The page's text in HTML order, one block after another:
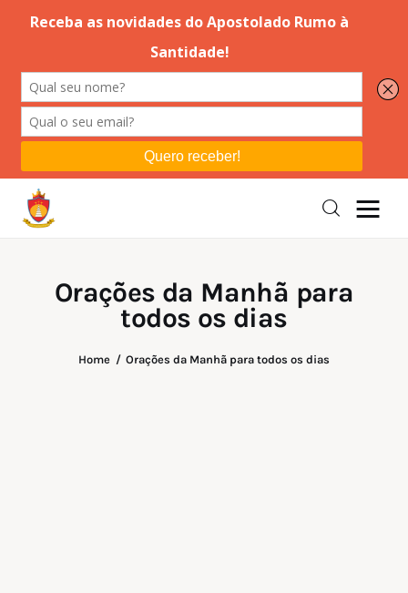
Orações da Manhã para
todos os dias
Home Orações da Manhã para todos os dias
Editorial
Orações
Espiritualidade
Catolicismo